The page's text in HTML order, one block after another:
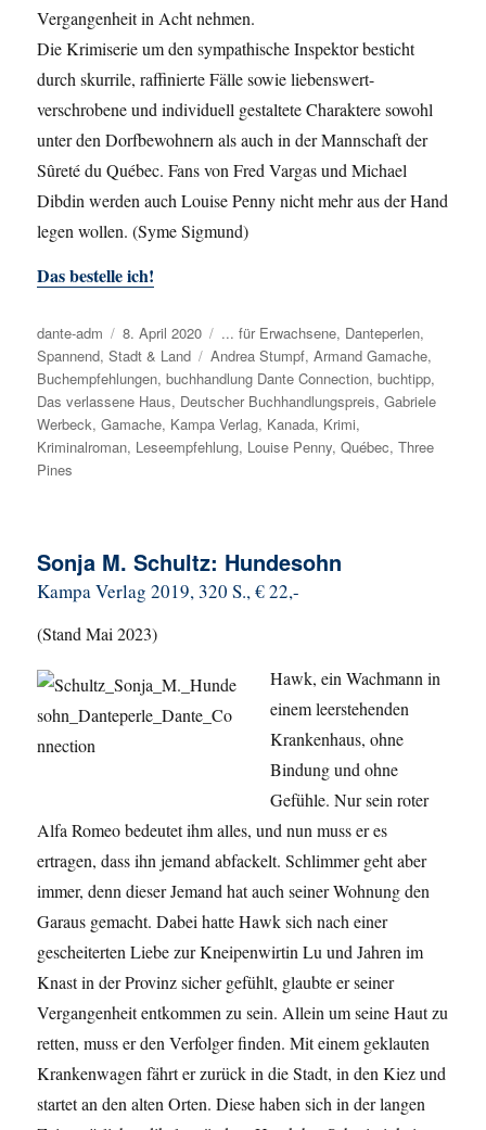
Vergangenheit in Acht nehmen.
Die Krimiserie um den sympathische Inspektor besticht
durch skurrile, raffinierte Fälle sowie liebenswert-
verschrobene und individuell gestaltete Charaktere sowohl
unter den Dorfbewohnern als auch in der Mannschaft der
Sûreté du Québec. Fans von Fred Vargas und Michael
Dibdin werden auch Louise Penny nicht mehr aus der Hand
legen wollen. (Syme Sigmund)
Das bestelle ich!
Autor
dante-adm
Veröffentlicht
am
8. April 2020 Kategorien
... für Erwachsene, Danteperlen,
Spannend,Stadt & Land Schlagwörter
Andrea Stumpf,Armand Gamache,
Buchempfehlungen,buchhandlung Dante Connection,buchtipp,
Das verlassene Haus, Deutscher Buchhandlungspreis,Gabriele
Werbeck,Gamache, Kampa Verlag, Kanada, Krimi,
Kriminalroman, Leseempfehlung, Louise Penny,Québec,Three
Pines
Sonja M. Schultz: Hundesohn
Kampa Verlag 2019, 320 S., € 22,-
(Stand Mai 2023)
Hawk, ein Wachmann in
einem leerstehenden
Krankenhaus, ohne
Bindung und ohne
Gefühle. Nur sein roter
Alfa Romeo bedeutet ihm alles, und nun muss er es
ertragen, dass ihn jemand abfackelt. Schlimmer geht aber
immer, denn dieser Jemand hat auch seiner Wohnung den
Garaus gemacht. Dabei hatte Hawk sich nach einer
gescheiterten Liebe zur Kneipenwirtin Lu und Jahren im
Knast in der Provinz sicher gefühlt, glaubte er seiner
Vergangenheit entkommen zu sein. Allein um seine Haut zu
retten, muss er den Verfolger finden. Mit einem geklauten
Krankenwagen fährt er zurück in die Stadt, in den Kiez und
startet an den alten Orten. Diese haben sich in der langen